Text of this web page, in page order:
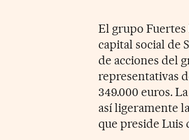
El grupo Fuertes
capital social de
de acciones del
representativas
349.000 euros.
así ligeramente
que preside Luis